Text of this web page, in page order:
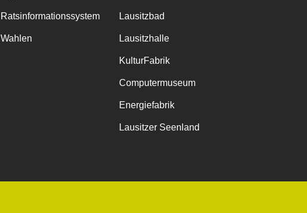
Ratsinformationssystem
Wahlen
Lausitzbad
Lausitzhalle
KulturFabrik
Computermuseum
Energiefabrik
Lausitzer Seenland